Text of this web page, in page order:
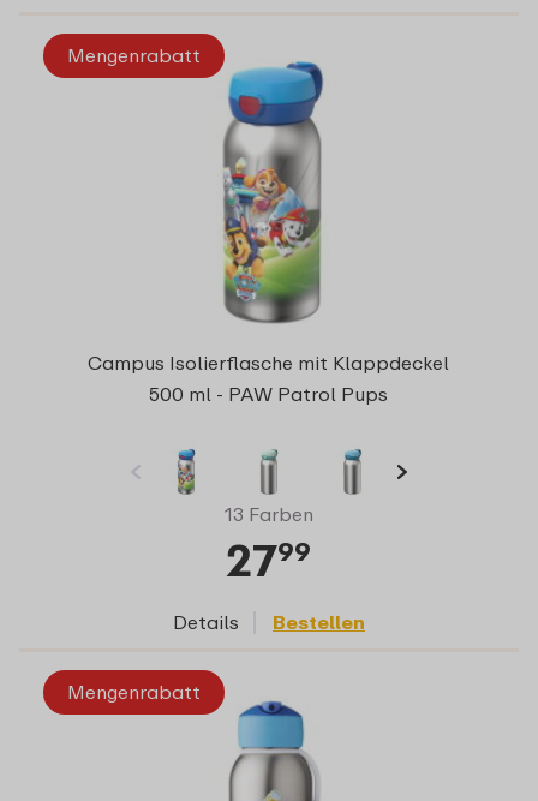
Mengenrabatt
Campus Isolierflasche mit Klappdeckel
500 ml - PAW Patrol Pups
13 Farben
2799
Details Bestellen
Mengenrabatt